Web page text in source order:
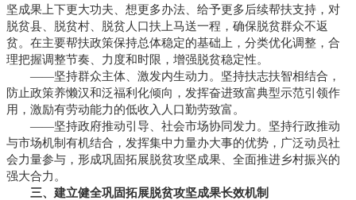
坚成果上下更大功夫、想更多办法、给予更多后续帮扶支持，对
脱贫县、脱贫村、脱贫人口扶上马送一程，确保脱贫群众不返
贫。在主要帮扶政策保持总体稳定的基础上，分类优化调整，合
理把握调整节奏、力度和时限，增强脱贫稳定性。
——坚持群众主体、激发内生动力。坚持扶志扶智相结合，
防止政策养懒汉和泛福利化倾向，发挥奋进致富典型示范引领作
用，激励有劳动能力的低收入人口勤劳致富。
——坚持政府推动引导、社会市场协同发力。坚持行政推动
与市场机制有机结合，发挥集中力量办大事的优势，广泛动员社
会力量参与，形成巩固拓展脱贫攻坚成果、全面推进乡村振兴的
强大合力。
三、建立健全巩固拓展脱贫攻坚成果长效机制